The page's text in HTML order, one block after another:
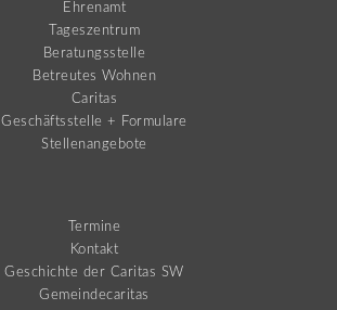
Ehrenamt
Tageszentrum
Beratungsstelle
Betreutes Wohnen
Caritas
Geschäftsstelle + Formulare
Stellenangebote
Termine
Kontakt
Geschichte der Caritas SW
Gemeindecaritas